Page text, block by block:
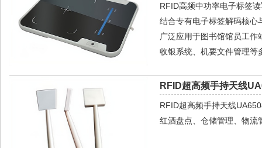
RFID高频中功率电子标签
结合专有电子标签解码核心
广泛应用于图书馆馆员工
收银系统、机要文件管理等
RFID超高频手持天线
RFID超高频手持天线
红酒盘点、仓储管理、物流